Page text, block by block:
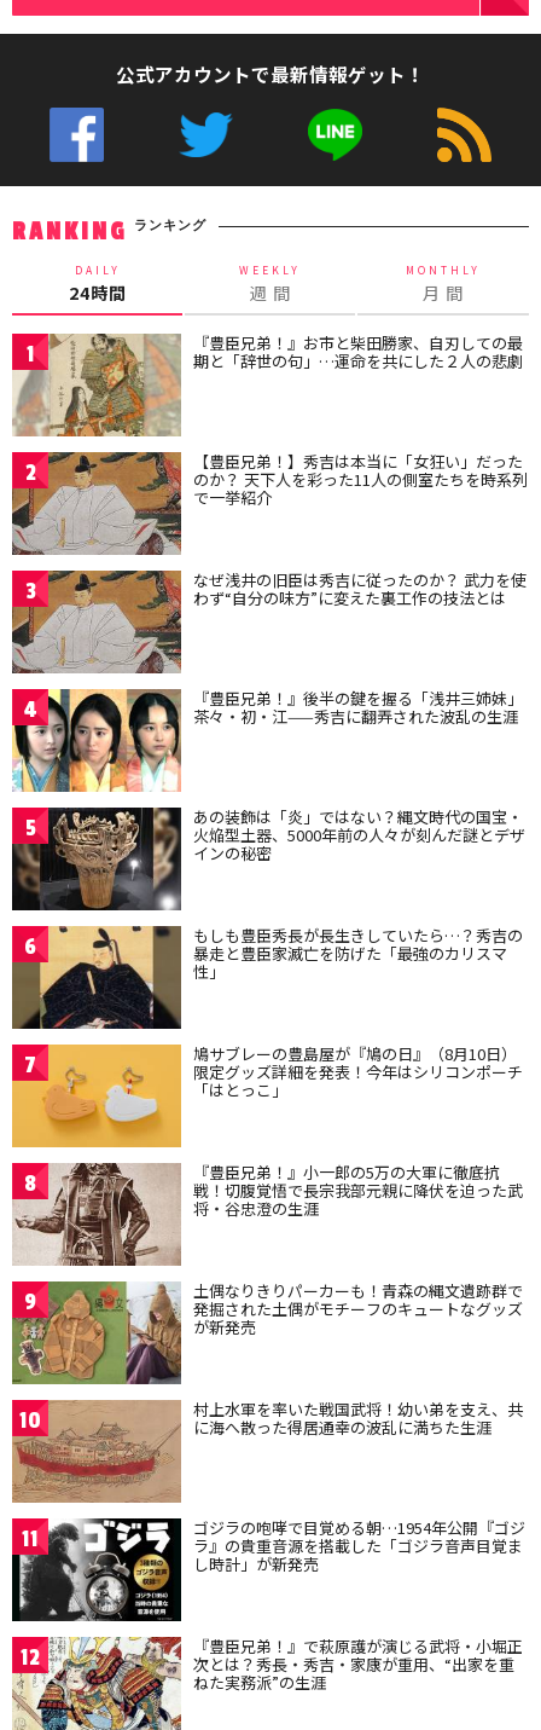
公式アカウントで最新情報ゲット！
RANKING ランキング
DAILY
24時間
WEEKLY
週 間
MONTHLY
月 間
1 『豊臣兄弟！』お市と柴田勝家、自刃しての最
期と「辞世の句」…運命を共にした２人の悲劇
2 【豊臣兄弟！】秀吉は本当に「女狂い」だった
のか？ 天下人を彩った11人の側室たちを時系列
で一挙紹介
3 なぜ浅井の旧臣は秀吉に従ったのか？ 武力を使
わず“自分の味方”に変えた裏工作の技法とは
4 『豊臣兄弟！』後半の鍵を握る「浅井三姉妹」
茶々・初・江——秀吉に翻弄された波乱の生涯
5 あの装飾は「炎」ではない？縄文時代の国宝・
火焔型土器、5000年前の人々が刻んだ謎とデザ
インの秘密
6 もしも豊臣秀長が長生きしていたら…？秀吉の
暴走と豊臣家滅亡を防げた「最強のカリスマ
性」
7 鳩サブレーの豊島屋が『鳩の日』（8月10日）
限定グッズ詳細を発表！今年はシリコンポーチ
「はとっこ」
8 『豊臣兄弟！』小一郎の5万の大軍に徹底抗
戦！切腹覚悟で長宗我部元親に降伏を迫った武
将・谷忠澄の生涯
9 土偶なりきりパーカーも！青森の縄文遺跡群で
発掘された土偶がモチーフのキュートなグッズ
が新発売
10 村上水軍を率いた戦国武将！幼い弟を支え、共
に海へ散った得居通幸の波乱に満ちた生涯
11 ゴジラの咆哮で目覚める朝…1954年公開『ゴジ
ラ』の貴重音源を搭載した「ゴジラ音声目覚ま
し時計」が新発売
12 『豊臣兄弟！』で萩原護が演じる武将・小堀正
次とは？秀長・秀吉・家康が重用、“出家を重
ねた実務派”の生涯